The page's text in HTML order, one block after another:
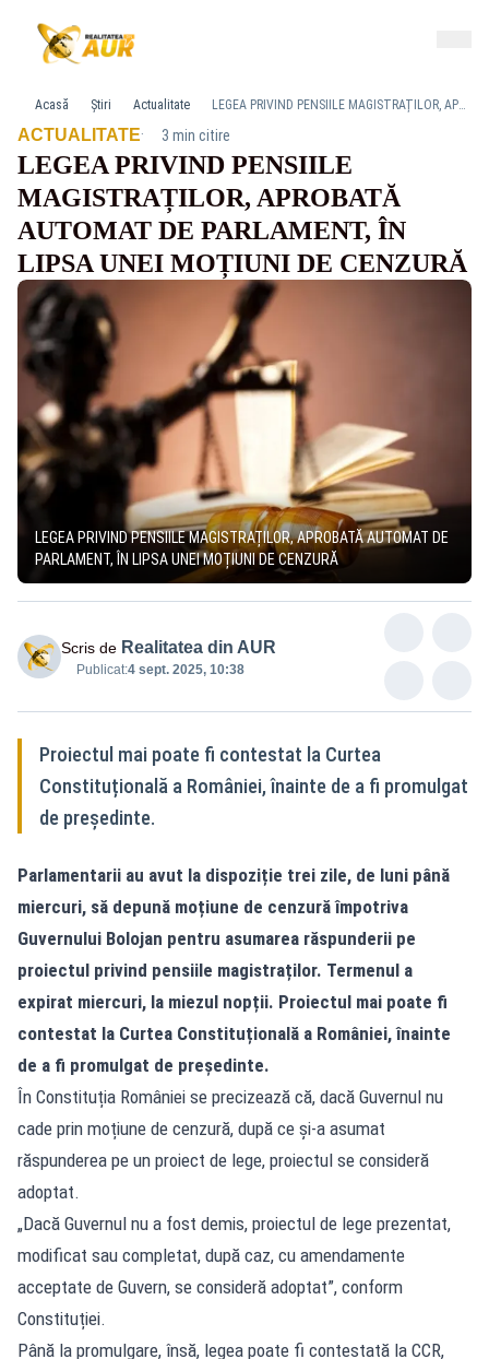
Acasă Știri Actualitate LEGEA PRIVIND PENSIILE MAGISTRAȚILOR, APROBATĂ AUTOMAT DE PARLAMENT, ÎN LIPSA UNEI MOȚIUNI DE CENZURĂ
ACTUALITATE· 3 min citire
LEGEA PRIVIND PENSIILE
MAGISTRAȚILOR, APROBATĂ
AUTOMAT DE PARLAMENT, ÎN
LIPSA UNEI MOȚIUNI DE CENZURĂ
LEGEA PRIVIND PENSIILE MAGISTRAȚILOR, APROBATĂ AUTOMAT DE
PARLAMENT, ÎN LIPSA UNEI MOȚIUNI DE CENZURĂ
Scris de Realitatea din AUR
Publicat:4 sept. 2025, 10:38
Proiectul mai poate fi contestat la Curtea
Constituțională a României, înainte de a fi promulgat
de președinte.
Parlamentarii au avut la dispoziție trei zile, de luni până
miercuri, să depună moțiune de cenzură împotriva
Guvernului Bolojan pentru asumarea răspunderii pe
proiectul privind pensiile magistraților. Termenul a
expirat miercuri, la miezul nopții. Proiectul mai poate fi
contestat la Curtea Constituțională a României, înainte
de a fi promulgat de președinte.
În Constituția României se precizează că, dacă Guvernul nu
cade prin moțiune de cenzură, după ce și-a asumat
răspunderea pe un proiect de lege, proiectul se consideră
adoptat.
„Dacă Guvernul nu a fost demis, proiectul de lege prezentat,
modificat sau completat, după caz, cu amendamente
acceptate de Guvern, se consideră adoptat”, conform
Constituției.
Până la promulgare, însă, legea poate fi contestată la CCR,